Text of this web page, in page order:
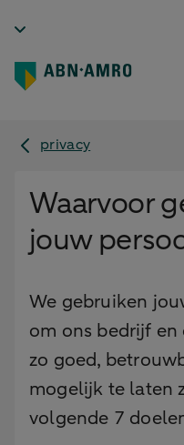
privacy
Waarvoor
jouw
We gebruiken
om ons bedrijf
zo goed,
mogelijk te laten
volgende 7